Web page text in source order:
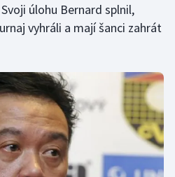
úlohu Bernard splnil,
vyhráli a mají šanci zahrát